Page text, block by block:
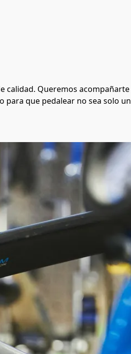
calidad. Queremos acompañarte
para que pedalear no sea solo un